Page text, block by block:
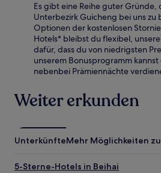
Es gibt eine Reihe guter Gründe,
Unterbezirk Guicheng bei uns zu
Optionen der kostenlosen
Hotels* bleibst du flexibel,
dafür, dass du von niedrigsten
unserem Bonusprogramm
nebenbei Prämiennächte
Weiter erkunden
UnterkünfteMehr Möglichkeiten
5-Sterne-Hotels in Beihai